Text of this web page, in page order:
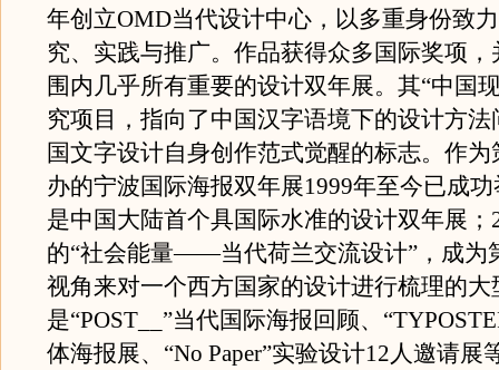
年创立OMD当代设计中心，以多重身份致
究、实践与推广。作品获得众多国际奖项，
围内几乎所有重要的设计双年展。其“中国
究项目，指向了中国汉字语境下的设计方法
国文字设计自身创作范式觉醒的标志。作
办的宁波国际海报双年展1999年至今已成
是中国大陆首个具国际水准的设计双年展；
的“社会能量——当代荷兰交流设计”，成为
视角来对一个西方国家的设计进行梳理的大
是“POST__”当代国际海报回顾、
体海报展、“No Paper”实验设计12人邀请展